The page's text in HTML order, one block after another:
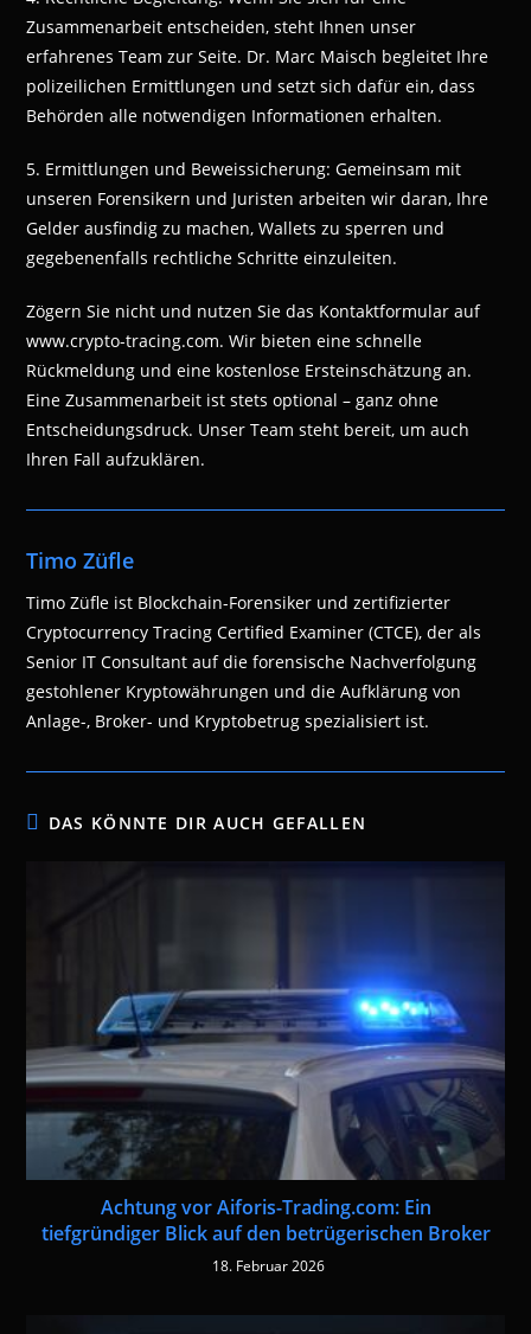
Zusammenarbeit entscheiden, steht Ihnen unser
erfahrenes Team zur Seite. Dr. Marc Maisch begleitet Ihre
polizeilichen Ermittlungen und setzt sich dafür ein, dass
Behörden alle notwendigen Informationen erhalten.
5. Ermittlungen und Beweissicherung: Gemeinsam mit
unseren Forensikern und Juristen arbeiten wir daran, Ihre
Gelder ausfindig zu machen, Wallets zu sperren und
gegebenenfalls rechtliche Schritte einzuleiten.
Zögern Sie nicht und nutzen Sie das Kontaktformular auf
www.crypto-tracing.com. Wir bieten eine schnelle
Rückmeldung und eine kostenlose Ersteinschätzung an.
Eine Zusammenarbeit ist stets optional – ganz ohne
Entscheidungsdruck. Unser Team steht bereit, um auch
Ihren Fall aufzuklären.
Timo Züfle
Timo Züfle ist Blockchain-Forensiker und zertifizierter
Cryptocurrency Tracing Certified Examiner (CTCE), der als
Senior IT Consultant auf die forensische Nachverfolgung
gestohlener Kryptowährungen und die Aufklärung von
Anlage-, Broker- und Kryptobetrug spezialisiert ist.
DAS KÖNNTE DIR AUCH GEFALLEN
Achtung vor Aiforis-Trading.com: Ein
tiefgründiger Blick auf den betrügerischen Broker
18. Februar 2026